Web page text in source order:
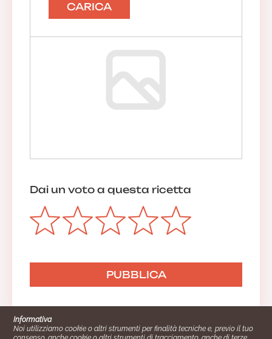
CARICA
Dai un voto a questa ricetta
Informativa
Noi utilizziamo cookie o altri strumenti per finalità tecniche e, previo il tuo